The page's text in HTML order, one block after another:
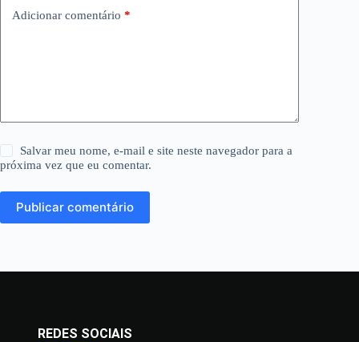
Adicionar comentário *
Salvar meu nome, e-mail e site neste navegador para a
próxima vez que eu comentar.
Publicar comentário
REDES SOCIAIS